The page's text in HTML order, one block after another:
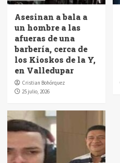
Asesinan a bala a
un hombre a las
afueras de una
barbería, cerca de
los Kioskos de la Y,
en Valledupar
Cristian Bohórquez
25 julio, 2026